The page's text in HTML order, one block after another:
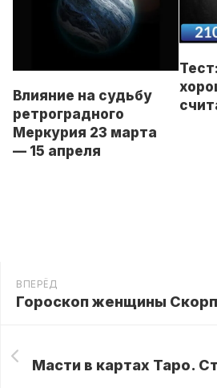
Влияние на судьбу
ретроградного
Меркурия 23 марта
— 15 апреля
ВПЕРЁД